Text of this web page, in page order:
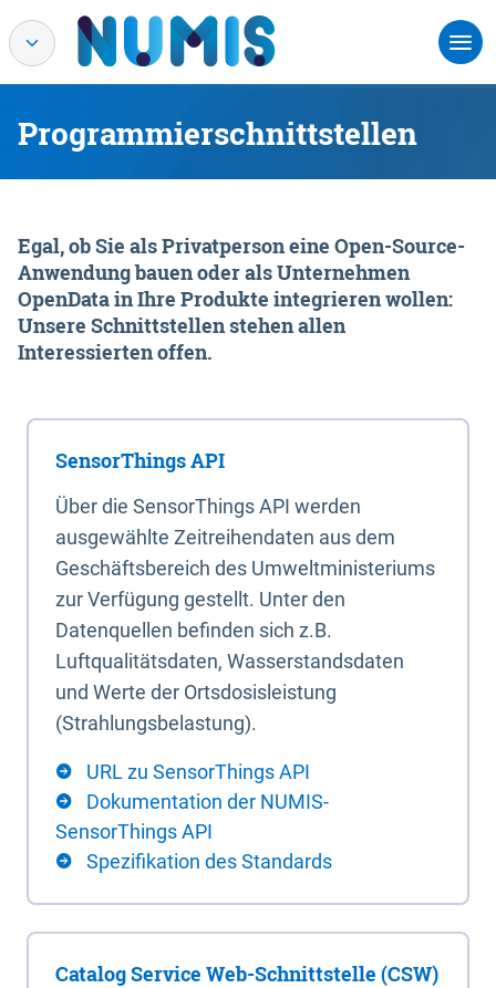
Programmierschnittstellen
Egal, ob Sie als Privatperson eine Open-Source-
Anwendung bauen oder als Unternehmen
OpenData in Ihre Produkte integrieren wollen:
Unsere Schnittstellen stehen allen
Interessierten offen.
SensorThings API
Über die SensorThings API werden
ausgewählte Zeitreihendaten aus dem
Geschäftsbereich des Umweltministeriums
zur Verfügung gestellt. Unter den
Datenquellen befinden sich z.B.
Luftqualitätsdaten, Wasserstandsdaten
und Werte der Ortsdosisleistung
(Strahlungsbelastung).
URL zu SensorThings API
Dokumentation der NUMIS-
SensorThings API
Spezifikation des Standards
Catalog Service Web-Schnittstelle (CSW)